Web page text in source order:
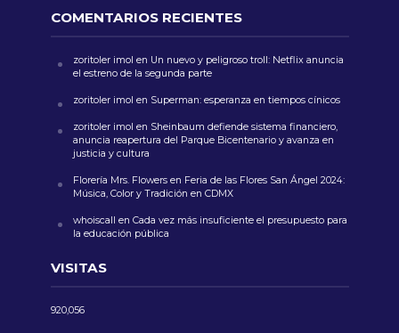
COMENTARIOS RECIENTES
zoritoler imol en Un nuevo y peligroso troll: Netflix anuncia
el estreno de la segunda parte
zoritoler imol en Superman: esperanza en tiempos cínicos
zoritoler imol en Sheinbaum defiende sistema financiero,
anuncia reapertura del Parque Bicentenario y avanza en
justicia y cultura
Florería Mrs. Flowersen Feria de las Flores San Ángel 2024:
Música, Color y Tradición en CDMX
whoiscall en Cada vez más insuficiente el presupuesto para
la educación pública
VISITAS
920,056